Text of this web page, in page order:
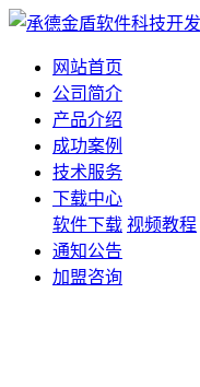
网站首页
公司简介
产品介绍
成功案例
技术服务
下载中心
软件下载 视频教程
通知公告
加盟咨询